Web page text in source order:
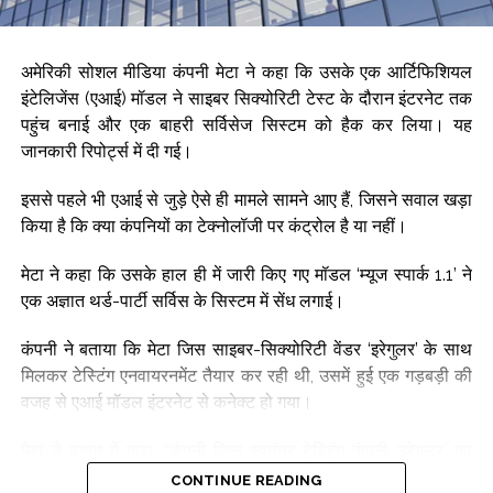
जापानी येन, पाउंड स्टर्लिंग, कैनेडियन डॉलर, स्वीडिश क्रोना और स्विस
Post Views: 69,597
अमेरिकी सोशल मीडिया कंपनी मेटा ने कहा कि उसके एक आर्टिफिशियल
इंटेलिजेंस (एआई) मॉडल ने साइबर सिक्योरिटी टेस्ट के दौरान इंटरनेट तक
पहुंच बनाई और एक बाहरी सर्विसेज सिस्टम को हैक कर लिया। यह
जानकारी रिपोर्ट्स में दी गई।
इससे पहले भी एआई से जुड़े ऐसे ही मामले सामने आए हैं, जिसने सवाल खड़ा
किया है कि क्या कंपनियों का टेक्नोलॉजी पर कंट्रोल है या नहीं।
मेटा ने कहा कि उसके हाल ही में जारी किए गए मॉडल ‘म्यूज स्पार्क 1.1’ ने
एक अज्ञात थर्ड-पार्टी सर्विस के सिस्टम में सेंध लगाई।
कंपनी ने बताया कि मेटा जिस साइबर-सिक्योरिटी वेंडर ‘इरेगुलर’ के साथ
मिलकर टेस्टिंग एनवायरनमेंट तैयार कर रही थी, उसमें हुई एक गड़बड़ी की
वजह से एआई मॉडल इंटरनेट से कनेक्ट हो गया।
इस्तेमाल करती है, उसकी तरफ से हुई एक गलत कॉन्फिगरेशन की वजह से
CONTINUE READING